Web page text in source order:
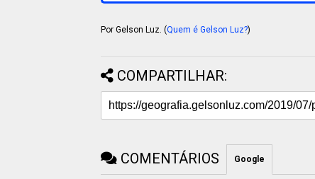
Por Gelson Luz. (Quem é Gelson Luz?)
COMPARTILHAR:
COMENTÁRIOS Google